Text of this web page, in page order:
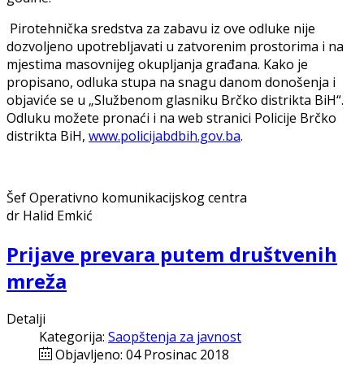
Pirotehnička sredstva za zabavu iz ove odluke nije
dozvoljeno upotrebljavati u zatvorenim prostorima i na
mjestima masovnijeg okupljanja građana. Kako je
propisano, odluka stupa na snagu danom donošenja i
objaviće se u „Službenom glasniku Brčko distrikta BiH“.
Odluku možete pronaći i na web stranici Policije Brčko
distrikta BiH, www.policijabdbih.gov.ba.
Šef Operativno komunikacijskog centra
dr Halid Emkić
Prijave prevara putem društvenih
mreža
Detalji
Kategorija: Saopštenja za javnost
Objavljeno: 04 Prosinac 2018